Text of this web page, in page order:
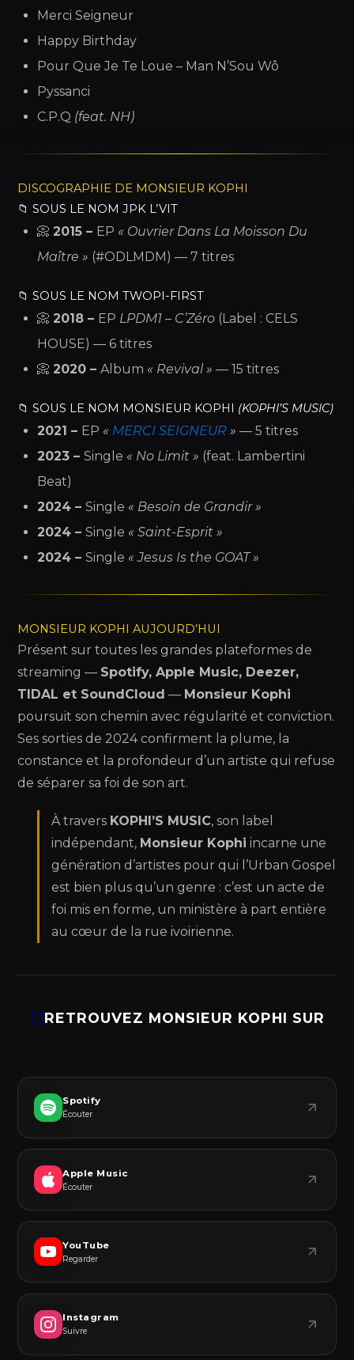
Merci Seigneur
Happy Birthday
Pour Que Je Te Loue – Man N’Sou Wô
Pyssanci
C.P.Q (feat. NH)
DISCOGRAPHIE DE MONSIEUR KOPHI
📁 SOUS LE NOM JPK L’VIT
📀 2015 – EP « Ouvrier Dans La Moisson Du
Maître » (#ODLMDM) — 7 titres
📁 SOUS LE NOM TWOPI-FIRST
📀 2018 – EP LPDM1 – C’Zéro (Label : CELS
HOUSE) — 6 titres
📀 2020 –Album « Revival » — 15 titres
📁 SOUS LE NOM MONSIEUR KOPHI (KOPHI’S MUSIC)
2021 – EP « MERCI SEIGNEUR » — 5 titres
2023 –Single « No Limit » (feat. Lambertini
Beat)
2024 –Single « Besoin de Grandir »
2024 –Single « Saint-Esprit »
2024 –Single « Jesus Is the GOAT »
MONSIEUR KOPHI AUJOURD’HUI
Présent sur toutes les grandes plateformes de
streaming — Spotify, Apple Music, Deezer,
TIDAL et SoundCloud — Monsieur Kophi
poursuit son chemin avec régularité et conviction.
Ses sorties de 2024 confirment la plume, la
constance et la profondeur d’un artiste qui refuse
de séparer sa foi de son art.
À travers KOPHI’S MUSIC, son label
indépendant, Monsieur Kophi incarne une
génération d’artistes pour qui l’Urban Gospel
est bien plus qu’un genre : c’est un acte de
foi mis en forme, un ministère à part entière
au cœur de la rue ivoirienne.
RETROUVEZ MONSIEUR KOPHI SUR
Spotify
Écouter
Apple Music
Écouter
YouTube
Regarder
Instagram
Suivre